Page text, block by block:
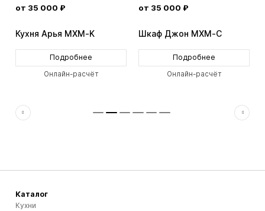
от 35 000 ₽
Кухня Арья MXM-K
Подробнее
Онлайн-расчёт
от 35 000 ₽
Шкаф Джон MXM-C
Подробнее
Онлайн-расчёт
Каталог
Кухни